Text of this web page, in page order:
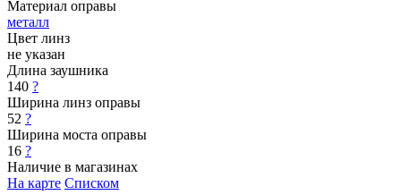
Материал оправы
металл
Цвет линз
не указан
Длина заушника
140 ?
Ширина линз оправы
52 ?
Ширина моста оправы
16 ?
Наличие в магазинах
На карте Списком